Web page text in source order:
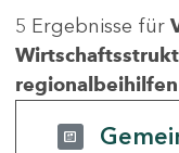
5 Ergebnisse für
regionalbeihilfen